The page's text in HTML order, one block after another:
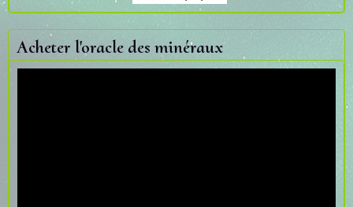
Acheter l'oracle des minéraux